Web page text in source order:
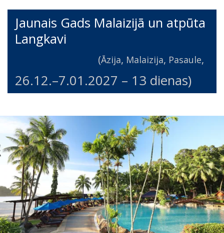
Jaunais Gads Malaizijā un atpūta
Langkavi
(Āzija, Malaizija, Pasaule,
26.12.–7.01.2027 – 13 dienas)